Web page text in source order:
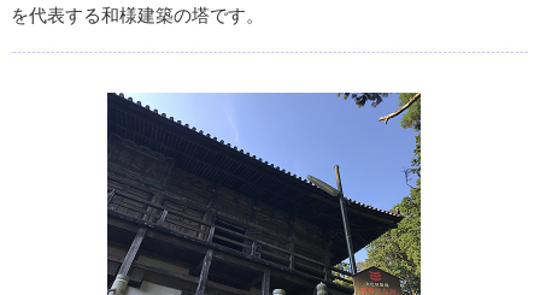
を代表する和様建築の塔です。